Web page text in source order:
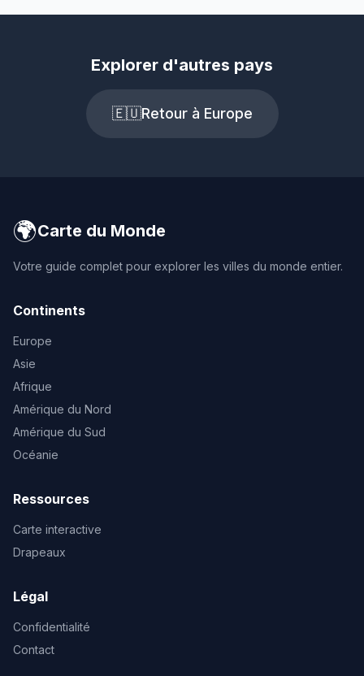
Explorer d'autres pays
🇪🇺Retour à Europe
🌍Carte du Monde
Votre guide complet pour explorer les villes du monde entier.
Continents
Europe
Asie
Afrique
Amérique du Nord
Amérique du Sud
Océanie
Ressources
Carte interactive
Drapeaux
Légal
Confidentialité
Contact